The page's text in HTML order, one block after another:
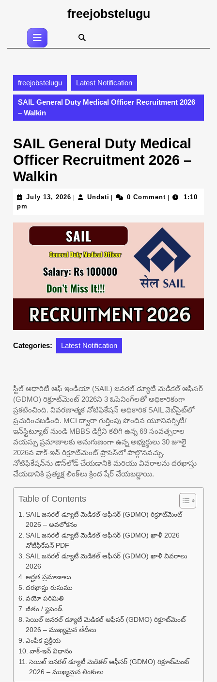
to
freejobstelugu
Open
Button
freejobstelugu Latest Notification
SAIL General Duty Medical Officer Recruitment 2026
– Walkin
SAIL General Duty Medical
Officer Recruitment 2026 –
Walkin
July 13, 2026 July Undati Undati0 Comment
1:10
pm
Categories: Latest Notification
స్టీల్ అథారిటీ ఆఫ్ ఇండియా (SAIL) జనరల్ డ్యూటీ మెడికల్ ఆఫీసర్
(GDMO) రిక్రూట్‌మెంట్ 2026ని 3 ఓపెనింగ్‌లతో అధికారికంగా
ప్రకటించింది. వివరణాత్మక నోటిఫికేషన్ అధికారిక SAIL వెబ్‌సైట్‌లో
ప్రచురించబడింది. MCI ద్వారా గుర్తింపు పొందిన యూనివర్సిటీ/
ఇన్‌స్టిట్యూట్ నుండి MBBS డిగ్రీని కలిగి ఉన్న 69 సంవత్సరాల
వయస్సు ప్రమాణాలకు అనుగుణంగా ఉన్న అభ్యర్థులు 30 జూలై
2026న వాక్-ఇన్ రిక్రూట్‌మెంట్ ప్రాసెస్‌లో పాల్గొనవచ్చు.
నోటిఫికేషన్‌ను డౌన్‌లోడ్ చేయడానికి మరియు వివరాలను దరఖాస్తు
చేయడానికి ప్రత్యక్ష లింక్‌లు క్రింద షేర్ చేయబడ్డాయి.
Table of Contents
SAIL జనరల్ డ్యూటీ మెడికల్ ఆఫీసర్ (GDMO) రిక్రూట్‌మెంట్
2026 – అవలోకనం
SAIL జనరల్ డ్యూటీ మెడికల్ ఆఫీసర్ (GDMO) ఖాళీ 2026
నోటిఫికేషన్ PDF
SAIL జనరల్ డ్యూటీ మెడికల్ ఆఫీసర్ (GDMO) ఖాళీ వివరాలు
2026
అర్హత ప్రమాణాలు
దరఖాస్తు రుసుము
వయో పరిమితి
జీతం / స్టైపెండ్
సెయిల్ జనరల్ డ్యూటీ మెడికల్ ఆఫీసర్ (GDMO) రిక్రూట్‌మెంట్
2026 – ముఖ్యమైన తేదీలు
ఎంపిక ప్రక్రియ
వాక్-ఇన్ విధానం
సెయిల్ జనరల్ డ్యూటీ మెడికల్ ఆఫీసర్ (GDMO) రిక్రూట్‌మెంట్
2026 – ముఖ్యమైన లింకులు